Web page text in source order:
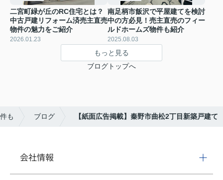
二宮町緑が丘のRC住宅とは？
中古戸建リフォーム済売主直売
物件の魅力をご紹介
2026.01.23
南足柄市飯沢で平屋建てを検討
中の方必見！売主直売のフィー
ルドホームズ物件も紹介
2025.08.03
もっと見る
ブログトップへ
も ブログ 【紙面広告掲載】秦野市曲松2丁目新築戸建て
会社情報